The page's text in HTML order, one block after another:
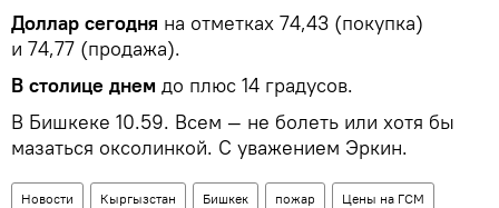
Доллар сегодня на отметках 74,43 (покупка)
и 74,77 (продажа).
В столице днем до плюс 14 градусов.
В Бишкеке 10.59. Всем — не болеть или хотя бы
мазаться оксолинкой. С уважением Эркин.
Новости Кыргызстан Бишкек пожар Цены на ГСМ